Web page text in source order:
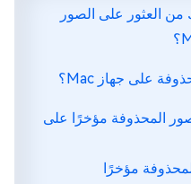
من العثور على الصور
الصور المحذوفة مؤخرًا على
المحذوفة مؤخرًا